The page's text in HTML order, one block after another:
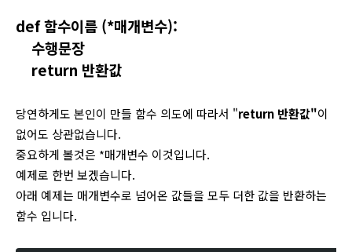
def 함수이름 (*매개변수):
수행문장
return 반환값
당연하게도 본인이 만들 함수 의도에 따라서 "return 반환값"이
없어도 상관없습니다.
중요하게 볼것은 *매개변수 이것입니다.
예제로 한번 보겠습니다.
아래 예제는 매개변수로 넘어온 값들을 모두 더한 값을 반환하는
함수 입니다.